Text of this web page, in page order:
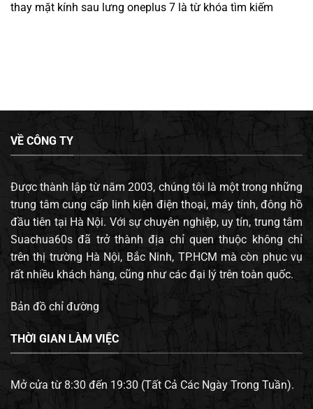
thay mặt kính sau lưng oneplus 7 là từ khóa tìm kiếm
VỀ CÔNG TY
Được thành lập từ năm 2003, chúng tôi là một trong những
trung tâm cung cấp linh kiện điện thoại, máy tính, đông hồ
đầu tiên tại Hà Nội. Với sự chuyên nghiệp, uy tín, trung tâm
Suachua60s đã trở thành địa chỉ quen thuộc không chỉ
trên thị trường Hà Nội, Bắc Ninh, TP.HCM mà còn phục vụ
rất nhiều khách hàng, cũng như các đại lý trên toàn quốc.
Bản đồ chỉ đường
THỜI GIAN LÀM VIỆC
Mở cửa từ 8:30 đến 19:30 (Tất Cả Các Ngày Trong Tuần).